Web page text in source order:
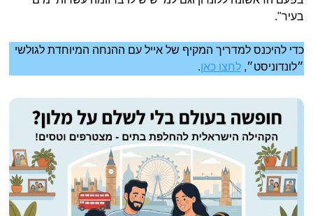
בעיר".
כדי להיכנס למדריך המקיף של אייל עם ההנחה המיוחדת לגולשי
״לונדוניסט״,לחצו כאן.